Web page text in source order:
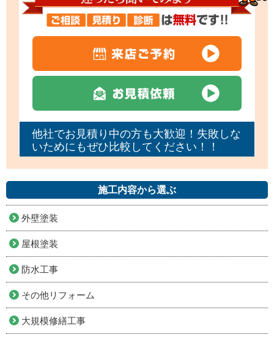
他社でお見積り中の方も大歓迎！失敗しな
いためにもぜひ比較してください！！
施工内容から選ぶ
外壁塗装
屋根塗装
防水工事
その他リフォーム
大規模修繕工事